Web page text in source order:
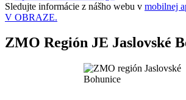
Sledujte informácie z nášho webu v mobilnej
V OBRAZE.
ZMO Región JE Jaslovské